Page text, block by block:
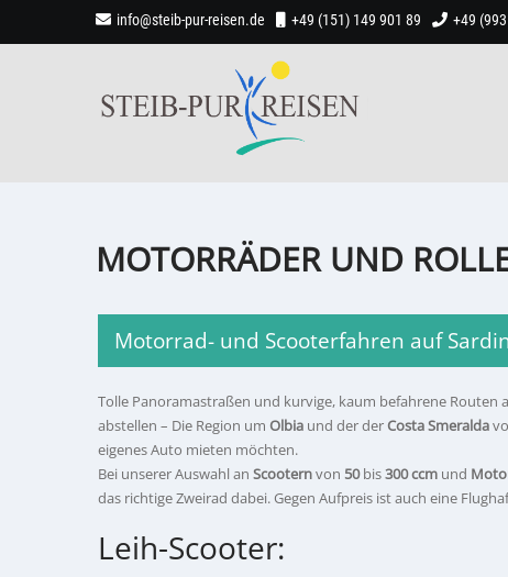
+49
+49 (151) 149 901 89
info@steib-pur-reisen.de
MOTORRÄDER UND
Motorrad- und Scooterfahren auf
Tolle Panoramastraßen und kurvige, kaum befahrene Routen
abstellen – Die Region um Olbia und der derCosta Smeralda
eigenes Auto mieten möchten.
Bei unserer Auswahl an Scooternvon 50bis300 ccm und
das richtige Zweirad dabei. Gegen Aufpreis ist auch eine
Leih-Scooter: